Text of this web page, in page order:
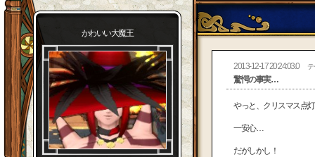
かわいい大魔王
2013-12-17 20:24:03.0 テ
驚愕の事実…
やっと、クリスマス点灯
一安心…
だがしかし！